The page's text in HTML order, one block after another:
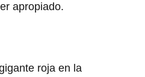
apropiado.
roja en la